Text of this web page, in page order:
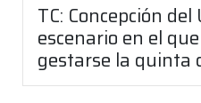
TC: Concepción
escenario en el
gestarse la quinta